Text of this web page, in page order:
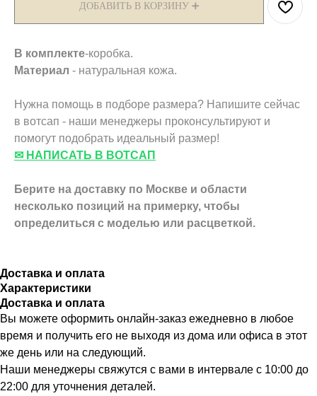
ДОБАВИТЬ В КОРЗИНУ ➕
В комплекте-коробка.
Материал - натуральная кожа.
Нужна помощь в подборе размера? Напишите сейчас
в вотсап - наши менеджеры проконсультируют и
помогут подобрать идеальный размер!
✉ НАПИСАТЬ В ВОТСАП
Берите на доставку по Москве и области
несколько позиций на примерку, чтобы
определиться с моделью или расцветкой.
Доставка и оплата
Характеристики
Доставка и оплата
Вы можете оформить онлайн-заказ ежедневно в любое
время и получить его не выходя из дома или офиса в этот
же день или на следующий.
Наши менеджеры свяжутся с вами в интервале с 10:00 до
22:00 для уточнения деталей.